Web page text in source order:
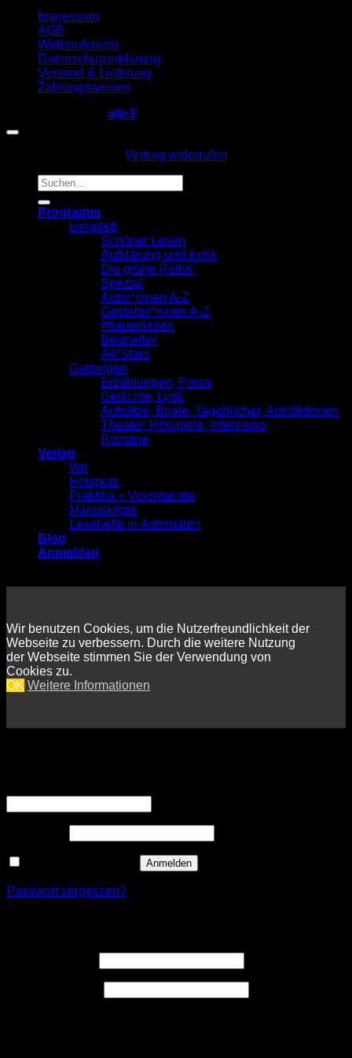
Impressum
AGB
Widerrufsrecht
Datenschutzerklärung
Versand & Lieferung
Zahlungsweisen
alle3
Vertrag widerrufen
Suche
nach:
Programm
komplett
Schöner Lesen
Aufklärung und Kritik
Die grüne Reihe
Spezial
Autor*innen A-Z
Gestalter*innen A-Z
#frauenlesen
Bestseller
All*Stars
Gattungen
Erzählungen, Prosa
Gedichte, Lyrik
Aufsätze, Briefe, Tagebücher, Autofiktionen
Theater, Hörspiele, Interviews
Romane
Verlag
Wir
Hotspots
Praktika + Volontariate
Manuskripte
Lesehefte in Automaten
Blog
Anmelden
Wir benutzen Cookies, um die Nutzerfreundlichkeit der
Webseite zu verbessern. Durch die weitere Nutzung
der Webseite stimmen Sie der Verwendung von
Cookies zu.
OK Weitere Informationen
Anmelden
Passwort vergessen?